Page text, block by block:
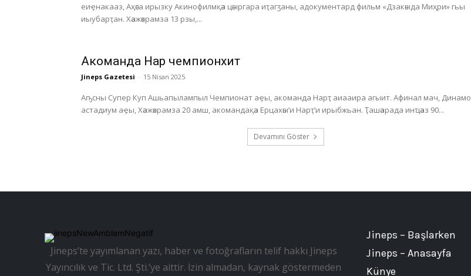
еиҿнакааз, Аҳәса ирызку Акинофилмқәа цәыргара иҭагӡаны, адокументард фильм «Дзакәыда Миҳри» гьы
иыубарҭан. Хәажәкрамза 13 рзы,...
Акоманда Нарҭ чемпионхит
Jineps Gazetesi - 15 Nisan 2025
Аҧсны Супер Куп Ашьапылампыл Чемпионат аҿы, акоманда Нарҭ аиааира агыит. Афинал мач, Динамо
астадиум аҿы, Хәажәкрамза 20 амш, акомандақәа Ерцахәы’и Нарҭ’и ирыбжьан. Ҭашәарада инҵәаз 90...
Devamını Göster
Jineps’te yayımlanan yazı, haber ve fotoğrafların telif hakkı Jineps
Yayıncılık ve Tic. Ltd. Şti.’ye aittir. İzin almadan, kaynak göstermeden
Jineps – Başlarken
Jineps – Anasayfa
Künye